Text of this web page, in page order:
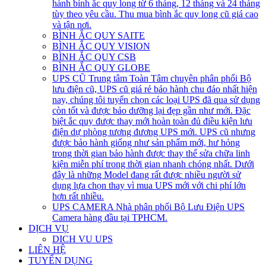
hành bình ắc quy long từ 6 tháng, 12 tháng và 24 tháng
tùy theo yêu cầu. Thu mua bình ắc quy long cũ giá cao
và tận nơi.
BÌNH ẮC QUY SAITE
BÌNH ẮC QUY VISION
BÌNH ẮC QUY CSB
BÌNH ẮC QUY GLOBE
UPS CŨ Trung tâm Toàn Tâm chuyên phân phối Bộ
lưu điện cũ, UPS cũ giá rẻ bảo hành chu đáo nhất hiện
nay, chúng tôi tuyển chọn các loại UPS đã qua sử dụng
còn tốt và được bảo dưỡng lại đẹp gần như mới. Đặc
biệt ắc quy được thay mới hoàn toàn đủ điều kiện lưu
điện dự phòng tương đương UPS mới. UPS cũ nhưng
được bảo hành giống như sản phẩm mới, hư hỏng
trong thời gian bảo hành được thay thế sửa chữa linh
kiện miễn phí trong thời gian nhanh chóng nhất. Dưới
đây là những Model đang rất được nhiều người sử
dụng lựa chọn thay vì mua UPS mới với chi phí lớn
hơn rất nhiều.
UPS CAMERA Nhà phân phối Bộ Lưu Điện UPS
Camera hàng đầu tại TPHCM.
DỊCH VỤ
DICH VU UPS
LIÊN HỆ
TUYỂN DỤNG